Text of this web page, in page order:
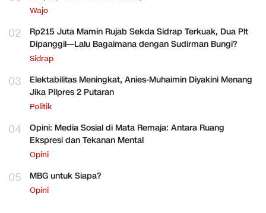
Wajo
02
Rp215 Juta Mamin Rujab Sekda Sidrap Terkuak, Dua Plt
Dipanggil—Lalu Bagaimana dengan Sudirman Bungi?
Sidrap
03
Elektabilitas Meningkat, Anies-Muhaimin Diyakini Menang
Jika Pilpres 2 Putaran
Politik
04
Opini: Media Sosial di Mata Remaja: Antara Ruang
Ekspresi dan Tekanan Mental
Opini
05 MBG untuk Siapa?
Opini